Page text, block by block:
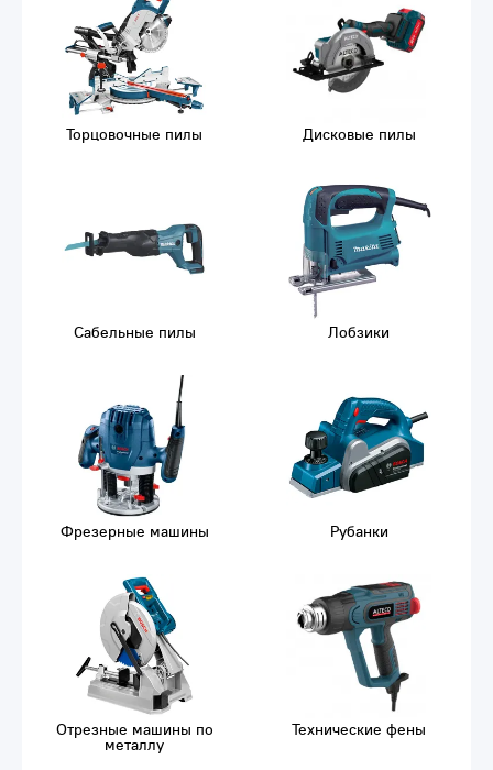
Торцовочные пилы Дисковые пилы
Сабельные пилы Лобзики
Фрезерные машины Рубанки
Отрезные машины по
металлу
Технические фены